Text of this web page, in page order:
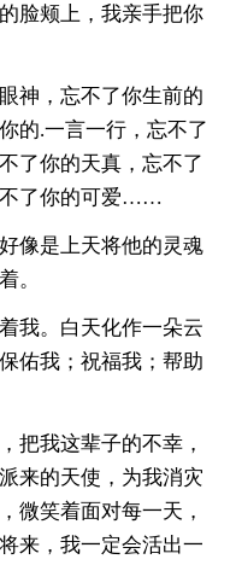
脸颊上，我亲手把你
，忘不了你生前的
的.一言一行，忘不了
了你的天真，忘不了
不了你的可爱……
是上天将他的灵魂
。
。白天化作一朵云
佑我；祝福我；帮助
我这辈子的不幸，
来的天使，为我消灾
微笑着面对每一天，
来，我一定会活出一